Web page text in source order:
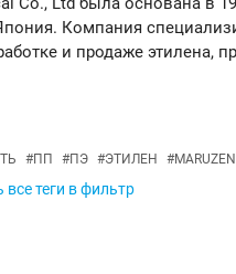
Компания
и продаже этилена,
#ПП #ПЭ #ЭТИЛЕН #
теги в фильтр